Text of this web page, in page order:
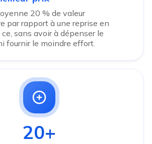
20 % de valeur
par rapport à une reprise en
sans avoir à dépenser le
fournir le moindre effort.
20+